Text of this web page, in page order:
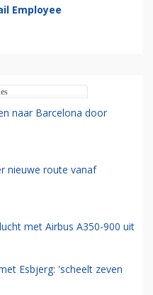
Employee
naar Barcelona door
nieuwe route vanaf
met Airbus A350-900 uit
Esbjerg: 'scheelt zeven